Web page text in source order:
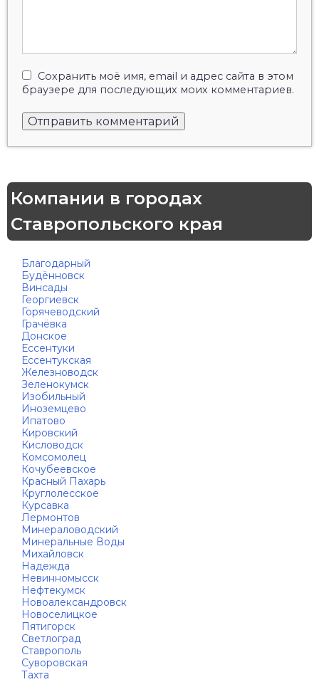
Сохранить моё имя, email и адрес сайта в этом
браузере для последующих моих комментариев.
Компании в городах
Ставропольского края
Благодарный
Будённовск
Винсады
Георгиевск
Горячеводский
Грачёвка
Донское
Ессентуки
Ессентукская
Железноводск
Зеленокумск
Изобильный
Иноземцево
Ипатово
Кировский
Кисловодск
Комсомолец
Кочубеевское
Красный Пахарь
Круглолесское
Курсавка
Лермонтов
Минераловодский
Минеральные Воды
Михайловск
Надежда
Невинномысск
Нефтекумск
Новоалександровск
Новоселицкое
Пятигорск
Светлоград
Ставрополь
Суворовская
Тахта